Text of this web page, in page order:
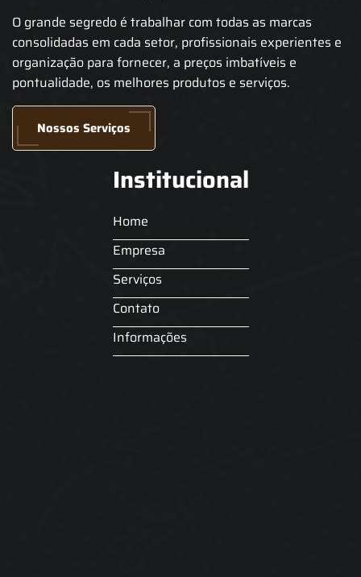
O grande segredo é trabalhar com todas as marcas
consolidadas em cada setor, profissionais experientes e
organização para fornecer, a preços imbatíveis e
pontualidade, os melhores produtos e serviços.
Nossos Serviços
Institucional
Home
Empresa
Serviços
Contato
Informações